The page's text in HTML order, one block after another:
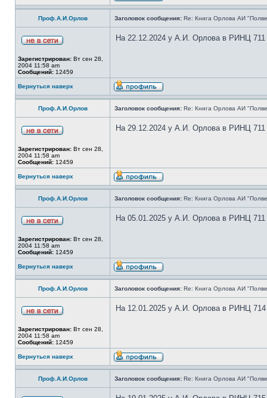
Проф.А.И.Орлов Заголовок сообщения: Re: Книга Орлова АИ
Зарегистрирован: Вт сен 28,
2004 11:58 am
Сообщений: 12459
На 22.12.2024 у А.И. Орлова в РИНЦ 711
Вернуться наверх
Проф.А.И.Орлов Заголовок сообщения: Re: Книга Орлова АИ
Зарегистрирован: Вт сен 28,
2004 11:58 am
Сообщений: 12459
На 29.12.2024 у А.И. Орлова в РИНЦ 711
Вернуться наверх
Проф.А.И.Орлов Заголовок сообщения: Re: Книга Орлова АИ
Зарегистрирован: Вт сен 28,
2004 11:58 am
Сообщений: 12459
На 05.01.2025 у А.И. Орлова в РИНЦ 711
Вернуться наверх
Проф.А.И.Орлов Заголовок сообщения: Re: Книга Орлова АИ
Зарегистрирован: Вт сен 28,
2004 11:58 am
Сообщений: 12459
На 12.01.2025 у А.И. Орлова в РИНЦ 714
Вернуться наверх
Проф.А.И.Орлов Заголовок сообщения: Re: Книга Орлова АИ